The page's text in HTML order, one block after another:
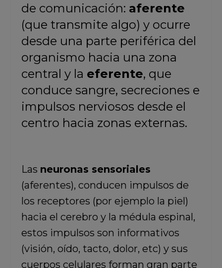
de comunicación: aferente
(que transmite algo) y ocurre
desde una parte periférica del
organismo hacia una zona
central y la eferente, que
conduce sangre, secreciones e
impulsos nerviosos desde el
centro hacia zonas externas.
Las neuronas sensoriales
(aferentes), conducen impulsos de
los receptores (por ejemplo la piel)
hacia el cerebro y la médula espinal,
estos impulsos son informativos
(visión, oído, tacto, dolor, etc) y sus
cuerpos celulares forman gran parte